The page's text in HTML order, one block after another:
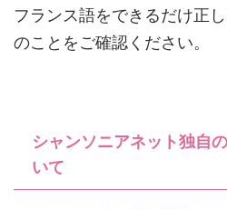
フランス語をできるだけ正
のことをご確認ください。
シャンソニアネット独自
いて